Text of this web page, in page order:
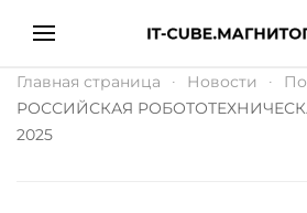
Главная страница Новости
РОССИЙСКАЯ
2025